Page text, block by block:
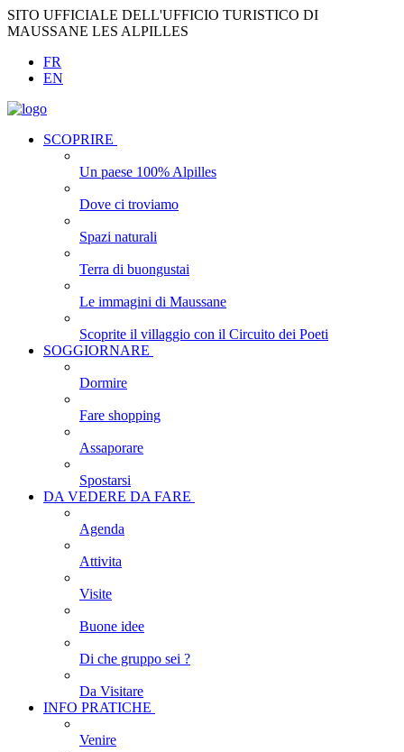
SITO UFFICIALE DELL'UFFICIO TURISTICO DI
MAUSSANE LES ALPILLES
FR
EN
SCOPRIRE
Un paese 100% Alpilles
Dove ci troviamo
Spazi naturali
Terra di buongustai
Le immagini di Maussane
Scoprite il villaggio con il Circuito dei Poeti
SOGGIORNARE
Dormire
Fare shopping
Assaporare
Spostarsi
DA VEDERE DA FARE
Agenda
Attivita
Visite
Buone idee
Di che gruppo sei ?
Da Visitare
INFO PRATICHE
Venire